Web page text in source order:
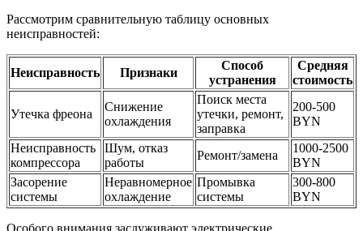
Рассмотрим сравнительную таблицу основных
неисправностей:
Неисправность Признаки
Способ
устранения
Средняя
стоимость
Утечка фреона
Снижение
охлаждения
Поиск места
утечки, ремонт,
заправка
200-500
BYN
Неисправность
компрессора
Шум, отказ
работы
Ремонт/замена
1000-2500
BYN
Засорение
системы
Неравномерное
охлаждение
Промывка
системы
300-800
BYN